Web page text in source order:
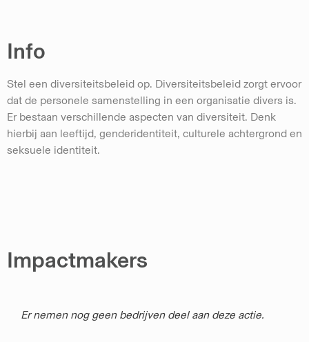
Info
Stel een diversiteitsbeleid op. Diversiteitsbeleid zorgt ervoor
dat de personele samenstelling in een organisatie divers is.
Er bestaan verschillende aspecten van diversiteit. Denk
hierbij aan leeftijd, genderidentiteit, culturele achtergrond en
seksuele identiteit.
Impactmakers
Er nemen nog geen bedrijven deel aan deze actie.